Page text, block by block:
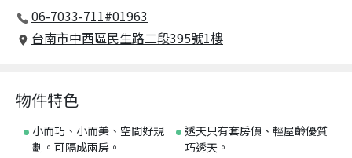
06-7033-711#01963
台南市中西區民生路二段395號1樓
物件特色
小而巧、小而美、空間好規
劃。可隔成兩房。
透天只有套房價、輕屋齡優質
巧透天。